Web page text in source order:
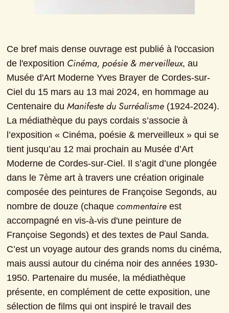
Ce bref mais dense ouvrage est publié à l'occasion
de l'exposition Cinéma, poésie & merveilleux, au
Musée d'Art Moderne Yves Brayer de Cordes-sur-
Ciel du 15 mars au 13 mai 2024, en hommage au
Centenaire du Manifeste du Surréalisme (1924-2024).
La médiathèque du pays cordais s’associe à
l’exposition « Cinéma, poésie & merveilleux » qui se
tient jusqu’au 12 mai prochain au Musée d’Art
Moderne de Cordes-sur-Ciel. Il s’agit d’une plongée
dans le 7ème art à travers une création originale
composée des peintures de Françoise Segonds, au
nombre de douze (chaque commentaire est
accompagné en vis-à-vis d'une peinture de
Françoise Segonds) et des textes de Paul Sanda.
C’est un voyage autour des grands noms du cinéma,
mais aussi autour du cinéma noir des années 1930-
1950. Partenaire du musée, la médiathèque
présente, en complément de cette exposition, une
sélection de films qui ont inspiré le travail des